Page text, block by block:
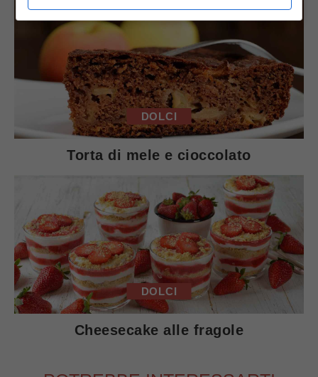
DOLCI
Torta di mele e cioccolato
DOLCI
Cheesecake alle fragole